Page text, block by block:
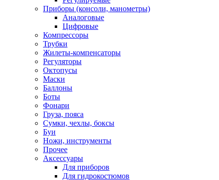
Приборы (консоли, манометры)
Аналоговые
Цифровые
Компрессоры
Трубки
Жилеты-компенсаторы
Регуляторы
Октопусы
Маски
Баллоны
Боты
Фонари
Груза, пояса
Сумки, чехлы, боксы
Буи
Ножи, инструменты
Прочее
Аксессуары
Для приборов
Для гидрокостюмов